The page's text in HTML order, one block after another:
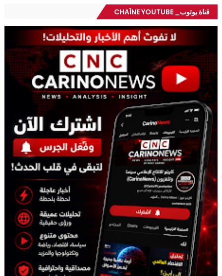
قناة يوتوب_ CHAÎNE YOUTUBE